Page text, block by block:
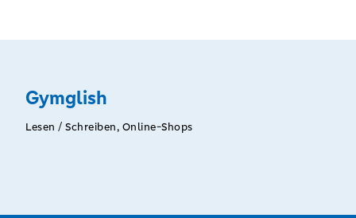
Gymglish
Lesen / Schreiben, Online-Shops